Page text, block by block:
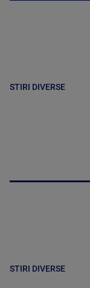
STIRI DIVERSE
STIRI DIVERSE